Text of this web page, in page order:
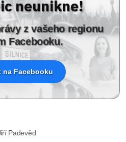
neunikne!
z vašeho regionu
Facebooku.
na Facebooku
Padevěd